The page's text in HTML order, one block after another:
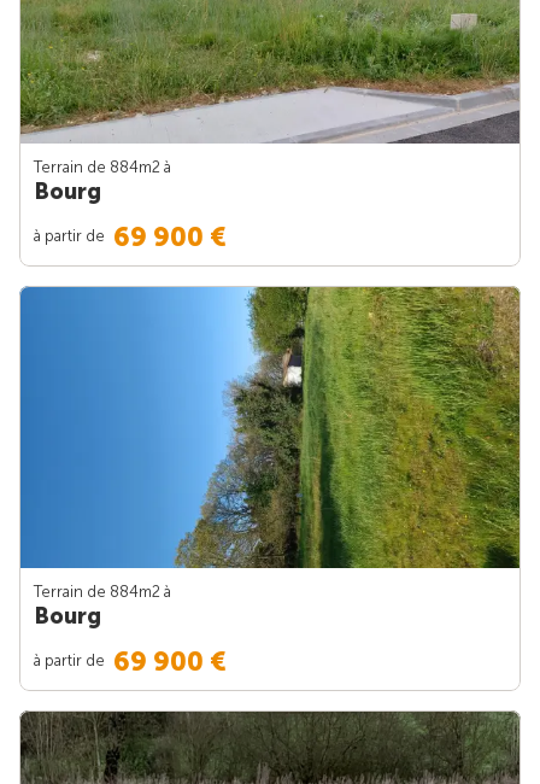
Terrain de 884m2 à
Bourg
à partir de 69 900 €
Terrain de 884m2 à
Bourg
à partir de 69 900 €